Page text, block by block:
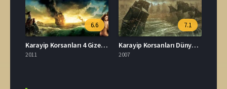
6.6
Karayip Korsanları 4 Gizemli Denizlerde​ İzle
2011
7.1
Karayip Korsanları Dünyanın Sonu İzle
2007